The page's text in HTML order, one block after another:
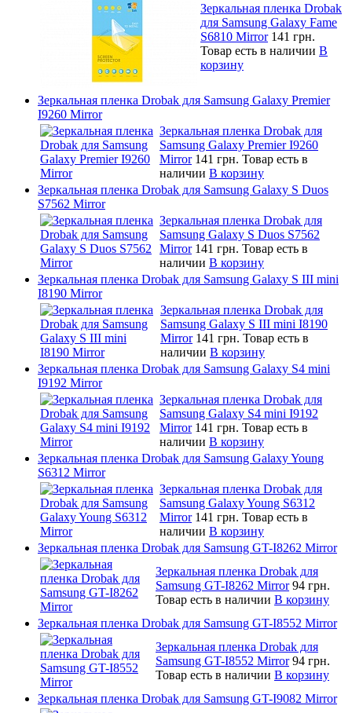
Зеркальная пленка Drobak
для Samsung Galaxy Fame
S6810 Mirror 141 грн.
Товар есть в наличии В
корзину
Зеркальная пленка Drobak для Samsung Galaxy Premier
I9260 Mirror
Зеркальная пленка Drobak для
Samsung Galaxy Premier I9260
Mirror 141 грн. Товар есть в
наличии В корзину
Зеркальная пленка Drobak для Samsung Galaxy S Duos
S7562 Mirror
Зеркальная пленка Drobak для
Samsung Galaxy S Duos S7562
Mirror 141 грн. Товар есть в
наличии В корзину
Зеркальная пленка Drobak для Samsung Galaxy S III mini
I8190 Mirror
Зеркальная пленка Drobak для
Samsung Galaxy S III mini I8190
Mirror 141 грн. Товар есть в
наличии В корзину
Зеркальная пленка Drobak для Samsung Galaxy S4 mini
I9192 Mirror
Зеркальная пленка Drobak для
Samsung Galaxy S4 mini I9192
Mirror 141 грн. Товар есть в
наличии В корзину
Зеркальная пленка Drobak для Samsung Galaxy Young
S6312 Mirror
Зеркальная пленка Drobak для
Samsung Galaxy Young S6312
Mirror 141 грн. Товар есть в
наличии В корзину
Зеркальная пленка Drobak для Samsung GT-I8262 Mirror
Зеркальная пленка Drobak для
Samsung GT-I8262 Mirror 94 грн.
Товар есть в наличии В корзину
Зеркальная пленка Drobak для Samsung GT-I8552 Mirror
Зеркальная пленка Drobak для
Samsung GT-I8552 Mirror 94 грн.
Товар есть в наличии В корзину
Зеркальная пленка Drobak для Samsung GT-I9082 Mirror